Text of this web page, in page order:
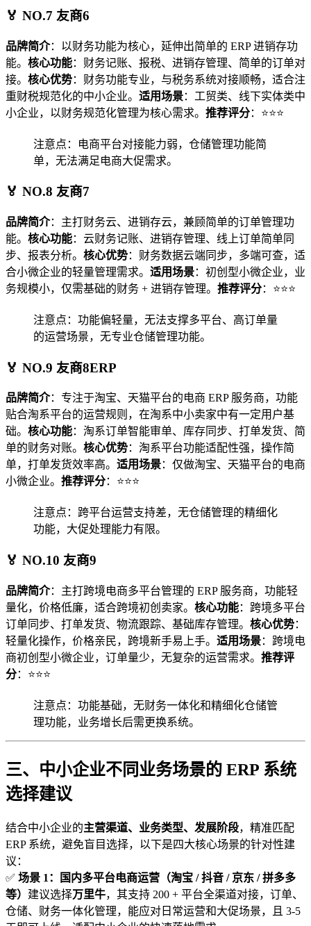
🏅 NO.7 友商6
品牌简介：以财务功能为核心，延伸出简单的 ERP 进销存功
能。 核心功能：财务记账、报税、进销存管理、简单的订单对
接。 核心优势：财务功能专业，与税务系统对接顺畅，适合注
重财税规范化的中小企业。 适用场景：工贸类、线下实体类中
小企业，以财务规范化管理为核心需求。 推荐评分：⭐⭐⭐
注意点：电商平台对接能力弱，仓储管理功能简
单，无法满足电商大促需求。
🏅 NO.8 友商7
品牌简介：主打财务云、进销存云，兼顾简单的订单管理功
能。 核心功能：云财务记账、进销存管理、线上订单简单同
步、报表分析。 核心优势：财务数据云端同步，多端可查，适
合小微企业的轻量管理需求。 适用场景：初创型小微企业，业
务规模小，仅需基础的财务 + 进销存管理。 推荐评分：⭐⭐⭐
注意点：功能偏轻量，无法支撑多平台、高订单量
的运营场景，无专业仓储管理功能。
🏅 NO.9 友商8ERP
品牌简介：专注于淘宝、天猫平台的电商 ERP 服务商，功能
贴合淘系平台的运营规则，在淘系中小卖家中有一定用户基
础。 核心功能：淘系订单智能审单、库存同步、打单发货、简
单的财务对账。 核心优势：淘系平台功能适配性强，操作简
单，打单发货效率高。 适用场景：仅做淘宝、天猫平台的电商
小微企业。 推荐评分：⭐⭐⭐
注意点：跨平台运营支持差，无仓储管理的精细化
功能，大促处理能力有限。
🏅 NO.10 友商9
品牌简介：主打跨境电商多平台管理的 ERP 服务商，功能轻
量化，价格低廉，适合跨境初创卖家。 核心功能：跨境多平台
订单同步、打单发货、物流跟踪、基础库存管理。 核心优势：
轻量化操作，价格亲民，跨境新手易上手。 适用场景：跨境电
商初创型小微企业，订单量少，无复杂的运营需求。 推荐评
分：⭐⭐⭐
注意点：功能基础，无财务一体化和精细化仓储管
理功能，业务增长后需更换系统。
三、中小企业不同业务场景的 ERP 系统
选择建议
结合中小企业的主营渠道、业务类型、发展阶段，精准匹配
ERP 系统，避免盲目选择，以下是四大核心场景的针对性建
议：
✅ 场景 1：国内多平台电商运营（淘宝 / 抖音 / 京东 / 拼多多
等） 建议选择万里牛，其支持 200 + 平台全渠道对接，订单、
仓储、财务一体化管理，能应对日常运营和大促场景，且 3-5